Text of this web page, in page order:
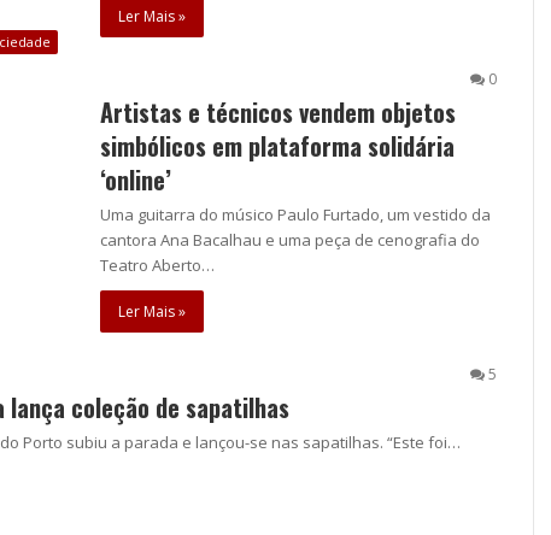
Ler Mais »
0
Artistas e técnicos vendem objetos
simbólicos em plataforma solidária
‘online’
Uma guitarra do músico Paulo Furtado, um vestido da
cantora Ana Bacalhau e uma peça de cenografia do
Teatro Aberto…
Ler Mais »
5
lança coleção de sapatilhas
Porto subiu a parada e lançou-se nas sapatilhas. “Este foi…